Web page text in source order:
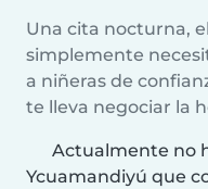
Una cita nocturna,
simplemente
a niñeras de
te lleva negociar la
Actualmente no
Ycuamandiyú que